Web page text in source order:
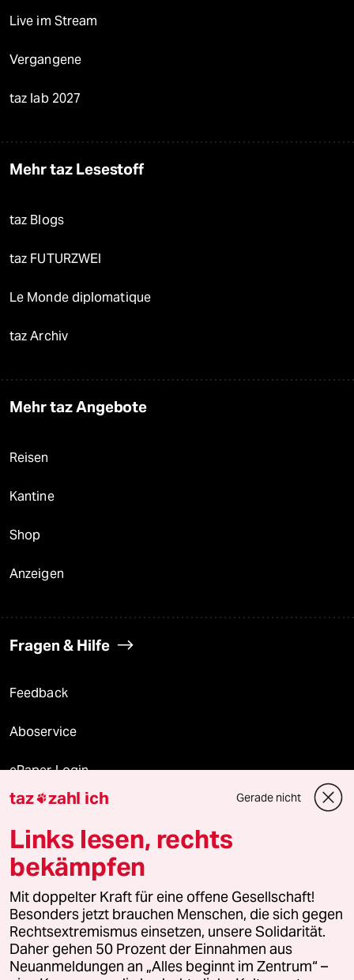
Live im Stream
Vergangene
taz lab 2027
Mehr taz Lesestoff
taz Blogs
taz FUTURZWEI
Le Monde diplomatique
taz Archiv
Mehr taz Angebote
Reisen
Kantine
Shop
Anzeigen
Fragen & Hilfe
Feedback
Aboservice
ePaper Login
Downloads für Abonnierende
© 2026 taz Verlags und Vertriebs GmbH
Alle Rechte vorbehalten. Bei rechtlichen Fragen oder für Genehmigungen
wenden Sie sich bitte an
lizenzen@taz.de
Feedback Redaktionsstatut Kommune-Richtlinien
taz zahl ich Gerade nicht
Links lesen, rechts
bekämpfen
Mit doppelter Kraft für eine offene Gesellschaft!
Besonders jetzt brauchen Menschen, die sich gegen
Rechtsextremismus einsetzen, unsere Solidarität.
Daher gehen 50 Prozent der Einnahmen aus
Neuanmeldungen an „Alles beginnt im Zentrum“ –